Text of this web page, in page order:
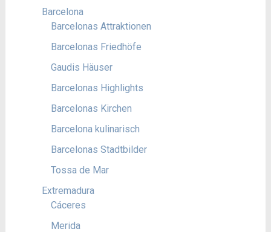
Barcelona
Barcelonas Attraktionen
Barcelonas Friedhöfe
Gaudis Häuser
Barcelonas Highlights
Barcelonas Kirchen
Barcelona kulinarisch
Barcelonas Stadtbilder
Tossa de Mar
Extremadura
Cáceres
Merida